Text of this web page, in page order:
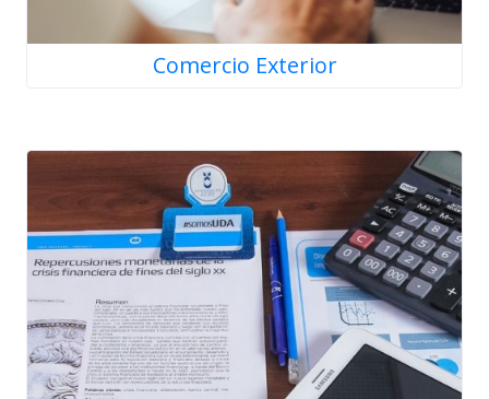
Comercio Exterior